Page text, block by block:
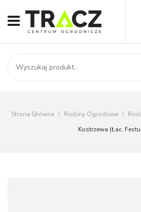
START
SKLEP
Kontakt
Brak produktów w
Strona Główna / Rośliny Ogrodowe /
Kostrzewa (Łac.